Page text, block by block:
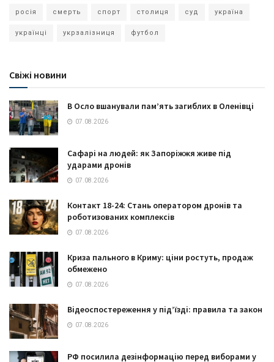
росія смерть спорт столиця суд україна
українці укрзалізниця футбол
Свіжі новини
В Осло вшанували пам’ять загиблих в Оленівці
07.08.2026
Сафарі на людей: як Запоріжжя живе під
ударами дронів
07.08.2026
Контакт 18-24: Стань оператором дронів та
роботизованих комплексів
07.08.2026
Криза пального в Криму: ціни ростуть, продаж
обмежено
07.08.2026
Відеоспостереження у під’їзді: правила та закон
07.08.2026
РФ посилила дезінформацію перед виборами у